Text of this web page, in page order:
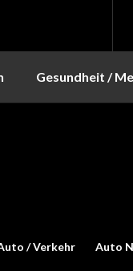
Gesundheit /
/ Verkehr Auto